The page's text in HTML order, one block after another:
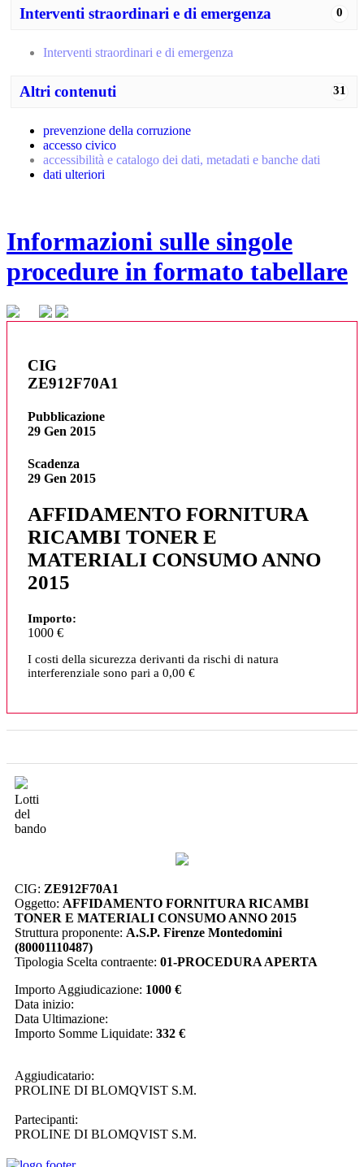
0
Interventi straordinari e di emergenza
Interventi straordinari e di emergenza
31
Altri contenuti
prevenzione della corruzione
accesso civico
accessibilità e catalogo dei dati, metadati e banche dati
dati ulteriori
Informazioni sulle singole
procedure in formato tabellare
CIG
ZE912F70A1
Pubblicazione
29 Gen 2015
Scadenza
29 Gen 2015
AFFIDAMENTO FORNITURA
RICAMBI TONER E
MATERIALI CONSUMO ANNO
2015
Importo:
1000 €
I costi della sicurezza derivanti da rischi di natura
interferenziale sono pari a 0,00 €
Lotti
del
bando
CIG: ZE912F70A1
Oggetto: AFFIDAMENTO FORNITURA RICAMBI
TONER E MATERIALI CONSUMO ANNO 2015
Struttura proponente: A.S.P. Firenze Montedomini
(80001110487)
Tipologia Scelta contraente: 01-PROCEDURA APERTA
Importo Aggiudicazione: 1000 €
Data inizio:
Data Ultimazione:
Importo Somme Liquidate: 332 €
Aggiudicatario:
PROLINE DI BLOMQVIST S.M.
Partecipanti:
PROLINE DI BLOMQVIST S.M.